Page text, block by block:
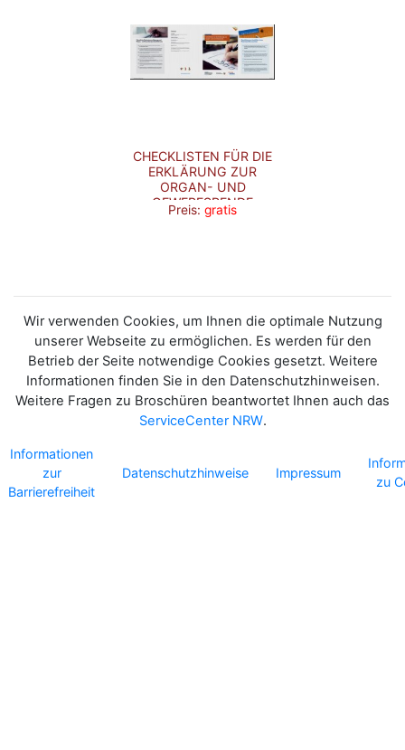
CHECKLISTEN FÜR DIE
ERKLÄRUNG ZUR
ORGAN- UND
GEWEBESPENDE
Preis: gratis
Wir verwenden Cookies, um Ihnen die optimale Nutzung
unserer Webseite zu ermöglichen. Es werden für den
Betrieb der Seite notwendige Cookies gesetzt. Weitere
Informationen finden Sie in den Datenschutzhinweisen.
Weitere Fragen zu Broschüren beantwortet Ihnen auch das
ServiceCenter NRW.
Informationen
zur
Barrierefreiheit
Datenschutzhinweise Impressum
zu